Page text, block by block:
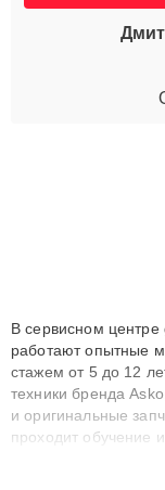
В сервисном
работают опытные
стажем от 5 до 12
техники бренда
и оригинальные
проходит обучение
сохранением